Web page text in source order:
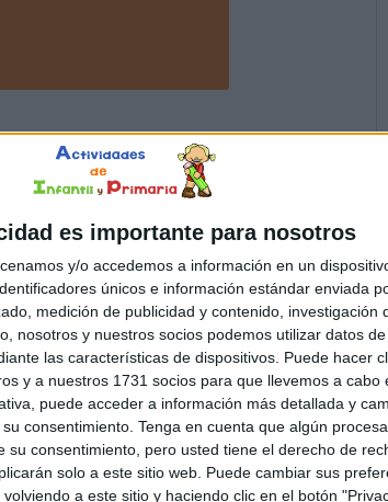
es importante para nosotros
y/o accedemos a información en un
únicos e información estándar enviada
medición de publicidad y contenido, investigación
nosotros y nuestros socios podemos utilizar datos
las características de dispositivos. Puede hacer
y a nuestros 1731 socios para que llevemos a cabo
puede acceder a información más detallada y
consentimiento. Tenga en cuenta que algún
su consentimiento, pero usted tiene el derecho de
solo a este sitio web. Puede cambiar sus
a este sitio y haciendo clic en el botón